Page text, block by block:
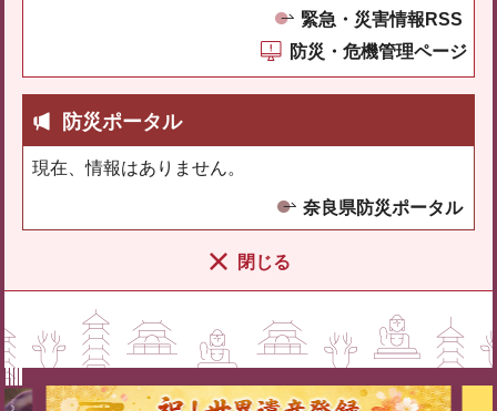
緊急・災害情報RSS
防災・危機管理ページ
防災ポータル
現在、情報はありません。
奈良県防災ポータル
閉じる